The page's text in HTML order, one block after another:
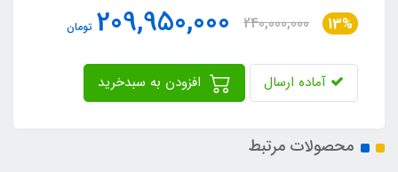
13%
240,000,000
209,950,000 تومان
آماده ارسال
محصولات مرتبط